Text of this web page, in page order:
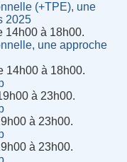
(+TPE), une
2025
14h00 à 18h00.
une approche
14h00 à 18h00.
à 23h00.
à 23h00.
à 23h00.